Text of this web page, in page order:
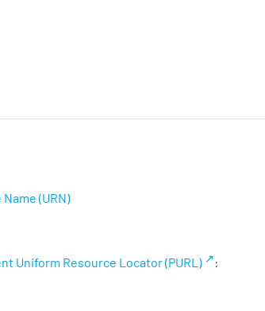
(URN)
Uniform Resource Locator (PURL) :